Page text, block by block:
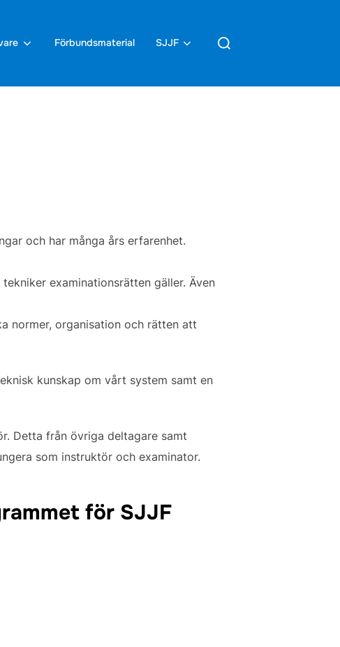
Förbundsmaterial SJJF
Sök
efter:
och har många års erfarenhet.
examinationsrätten gäller. Även
normer, organisation och rätten att
kunskap om vårt system samt en
Detta från övriga deltagare samt
som instruktör och examinator.
för SJJF